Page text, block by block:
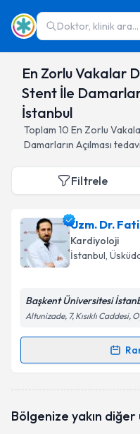
Doktor, klinik ara...
En Zorlu Vakalar
Stent İle
İstanbul
Toplam 10 En Zorlu
Damarların Açılması
Filtrele
Uzm. Dr.
Kardiyoloji
İstanbul,
Başkent Üniversitesi
Altunizade, 7, Kısıklı Caddesi,
Randevu
oluşturun. Size bu
Bölgenize yakın